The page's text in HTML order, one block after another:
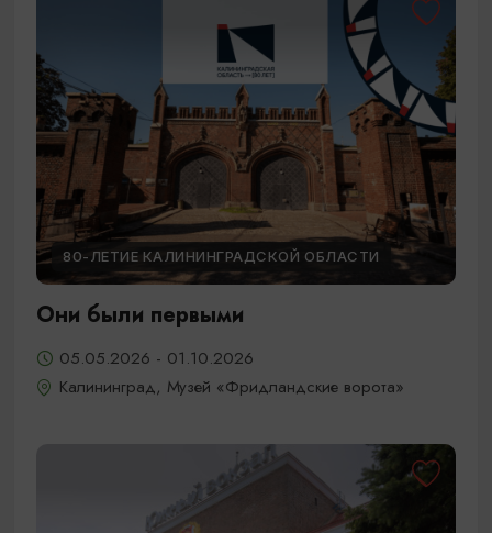
80-ЛЕТИЕ КАЛИНИНГРАДСКОЙ ОБЛАСТИ
Они были первыми
05.05.2026 - 01.10.2026
Калининград, Музей «Фридландские ворота»